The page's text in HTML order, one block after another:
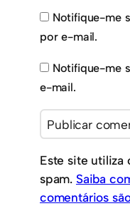
Notifique-me
por e-mail.
Notifique-me
e-mail.
Este site utiliza
spam. Saiba
comentários